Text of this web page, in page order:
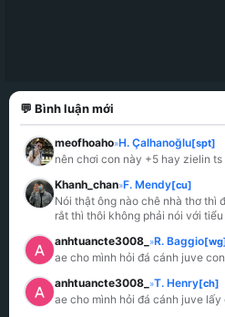
💬 Bình luận mới
meofhoaho»H. Çalhanoğlu[spt]
nên chơi con này +5 hay zielin
Khanh_chan»F. Mendy[cu]
Nói thật ông nào chê nhà thơ thì
rắt thì thôi không phải nói với
anhtuancte3008_ »R. Baggio
ae cho mình hỏi đá cánh juve
anhtuancte3008_ »T. Henry[ch]
ae cho mình hỏi đá cánh juve